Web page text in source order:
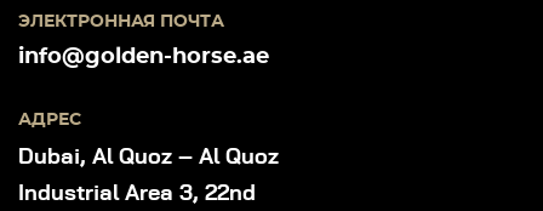
ЭЛЕКТРОННАЯ ПОЧТА
info@golden-horse.ae
АДРЕС
Dubai, Al Quoz – Al Quoz
Industrial Area 3, 22nd